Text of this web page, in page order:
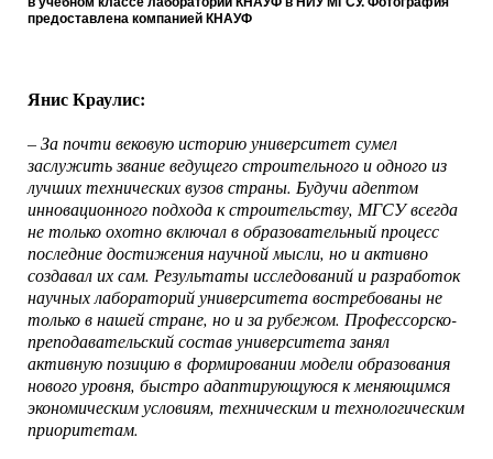
предоставлена компанией КНАУФ
Янис Краулис:
– За почти вековую историю университет сумел
заслужить звание ведущего строительного и одного из
лучших технических вузов страны. Будучи адептом
инновационного подхода к строительству, МГСУ всегда
не только охотно включал в образовательный процесс
последние достижения научной мысли, но и активно
создавал их сам. Результаты исследований и разработок
научных лабораторий университета востребованы не
только в нашей стране, но и за рубежом. Профессорско-
преподавательский состав университета занял
активную позицию в формировании модели образования
нового уровня, быстро адаптирующуюся к меняющимся
экономическим условиям, техническим и технологическим
приоритетам.